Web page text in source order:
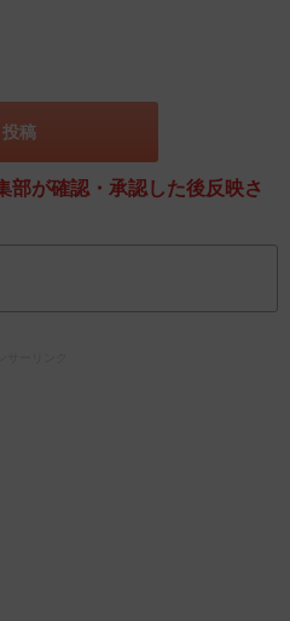
部が確認・承認した後反映さ